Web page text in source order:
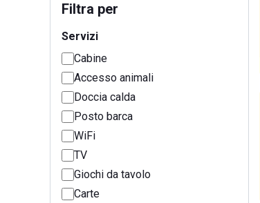
Filtra per
Servizi
Cabine
Accesso animali
Doccia calda
Posto barca
WiFi
TV
Giochi da tavolo
Carte